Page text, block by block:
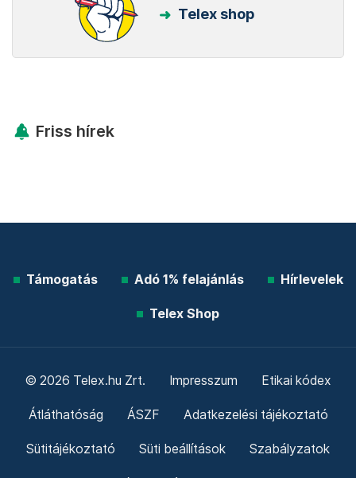
Telex shop
Friss hírek
Támogatás Adó 1% felajánlás Hírlevelek
Telex Shop
© 2026 Telex.hu Zrt. Impresszum Etikai kódex
Átláthatóság ÁSZF Adatkezelési tájékoztató
Sütitájékoztató Süti beállítások Szabályzatok